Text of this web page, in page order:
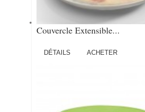
Couvercle Extensible...
DÉTAILS ACHETER